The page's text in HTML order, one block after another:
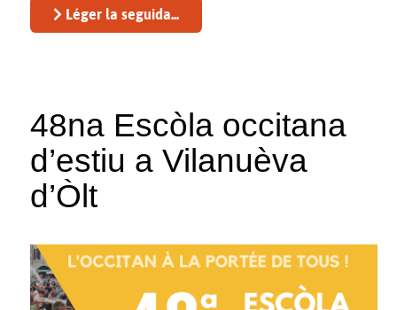
Léger la seguida...
48na Escòla occitana
d’estiu a Vilanuèva
d’Òlt